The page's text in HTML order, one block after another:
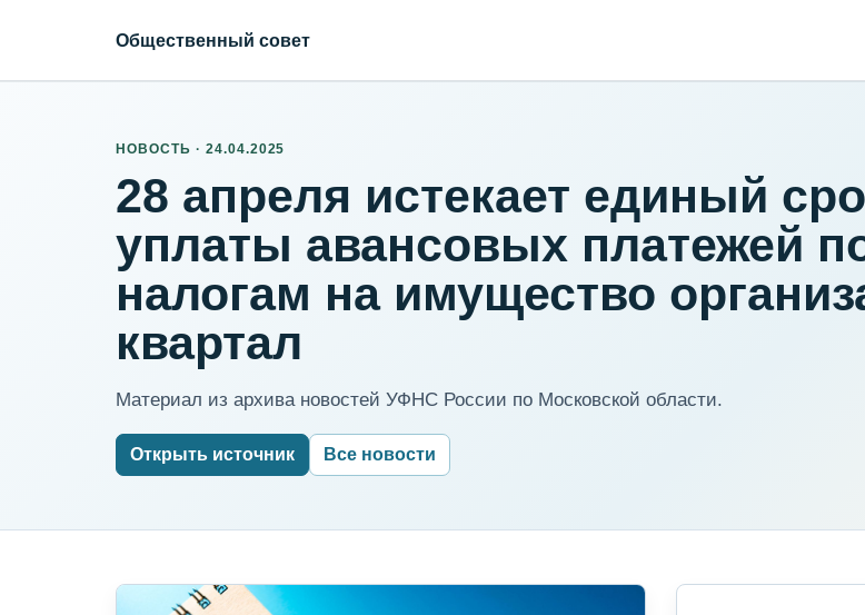
Общественный совет
НОВОСТЬ · 24.04.2025
28 апреля истекает единый
уплаты авансовых платежей
налогам на имущество
квартал
Материал из архива новостей УФНС России по Московской области.
Открыть источник Все новости